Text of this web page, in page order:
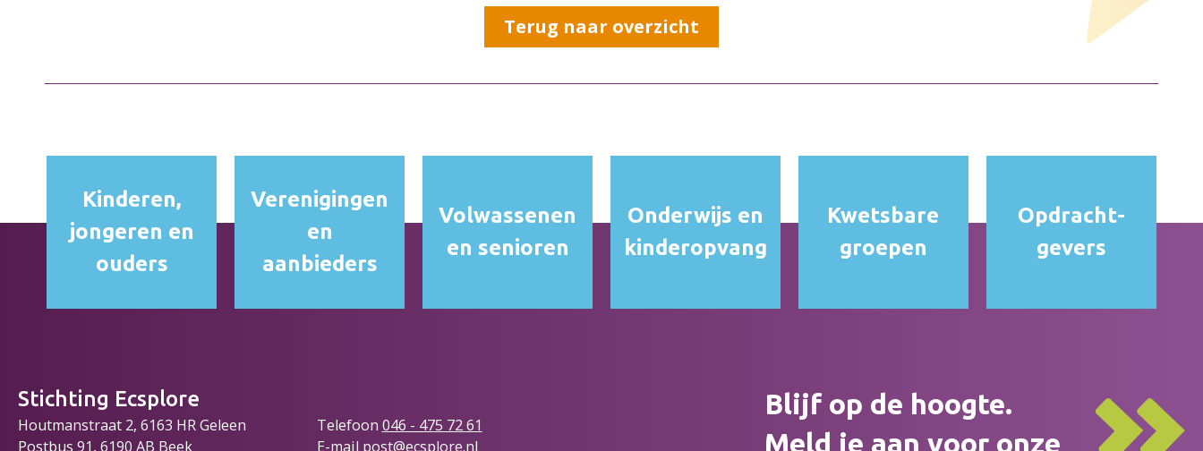
Terug naar overzicht
Kinderen,
jongeren en
ouders
Verenigingen
en
aanbieders
Volwassenen
en senioren
Onderwijs en
kinderopvang
Kwetsbare
groepen
Opdracht­
gevers
Stichting Ecsplore
Houtmanstraat 2, 6163 HR Geleen
Postbus 91, 6190 AB Beek
Telefoon 046 - 475 7261
E-mail post@ecsplore.nl
Blijf op de hoogte.
Meld je aan voor onze